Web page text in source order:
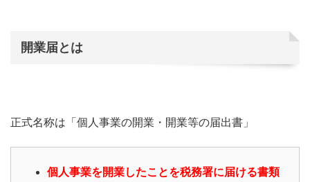
開業届とは
正式名称は「個人事業の開業・開業等の届出書」
個人事業を開業したことを税務署に届ける書類